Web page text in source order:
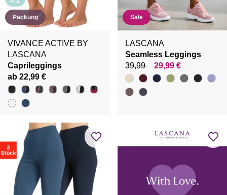
Packung
VIVANCE ACTIVE BY
LASCANA
Caprileggings
ab 22,99 €
Sale
LASCANA
Seamless Leggings
39,99
29,99 €